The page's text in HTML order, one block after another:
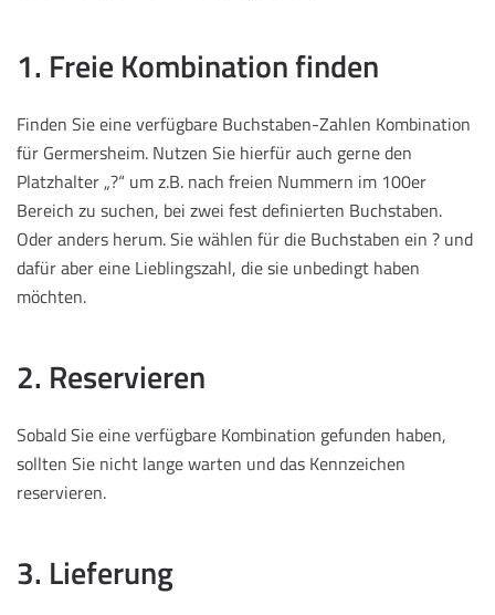
1. Freie Kombination finden
Finden Sie eine verfügbare Buchstaben-Zahlen Kombination
für Germersheim. Nutzen Sie hierfür auch gerne den
Platzhalter „?“ um z.B. nach freien Nummern im 100er
Bereich zu suchen, bei zwei fest definierten Buchstaben.
Oder anders herum. Sie wählen für die Buchstaben ein ? und
dafür aber eine Lieblingszahl, die sie unbedingt haben
möchten.
2. Reservieren
Sobald Sie eine verfügbare Kombination gefunden haben,
sollten Sie nicht lange warten und das Kennzeichen
reservieren.
3. Lieferung